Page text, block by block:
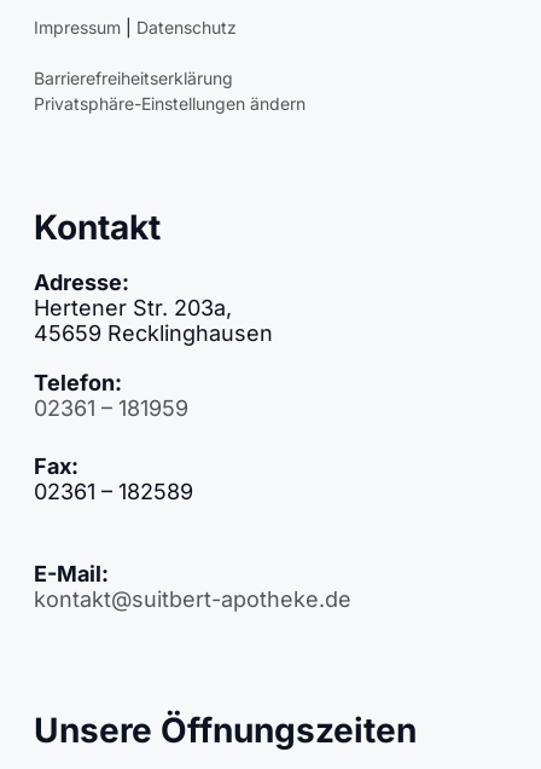
Impressum Datenschutz
Barrierefreiheitserklärung
Privatsphäre-Einstellungen ändern
Kontakt
Adresse:
Hertener Str. 203a,
45659 Recklinghausen
Telefon:
02361 – 181959
Fax:
02361 – 182589
E-Mail:
kontakt@suitbert-apotheke.de
Unsere Öffnungszeiten